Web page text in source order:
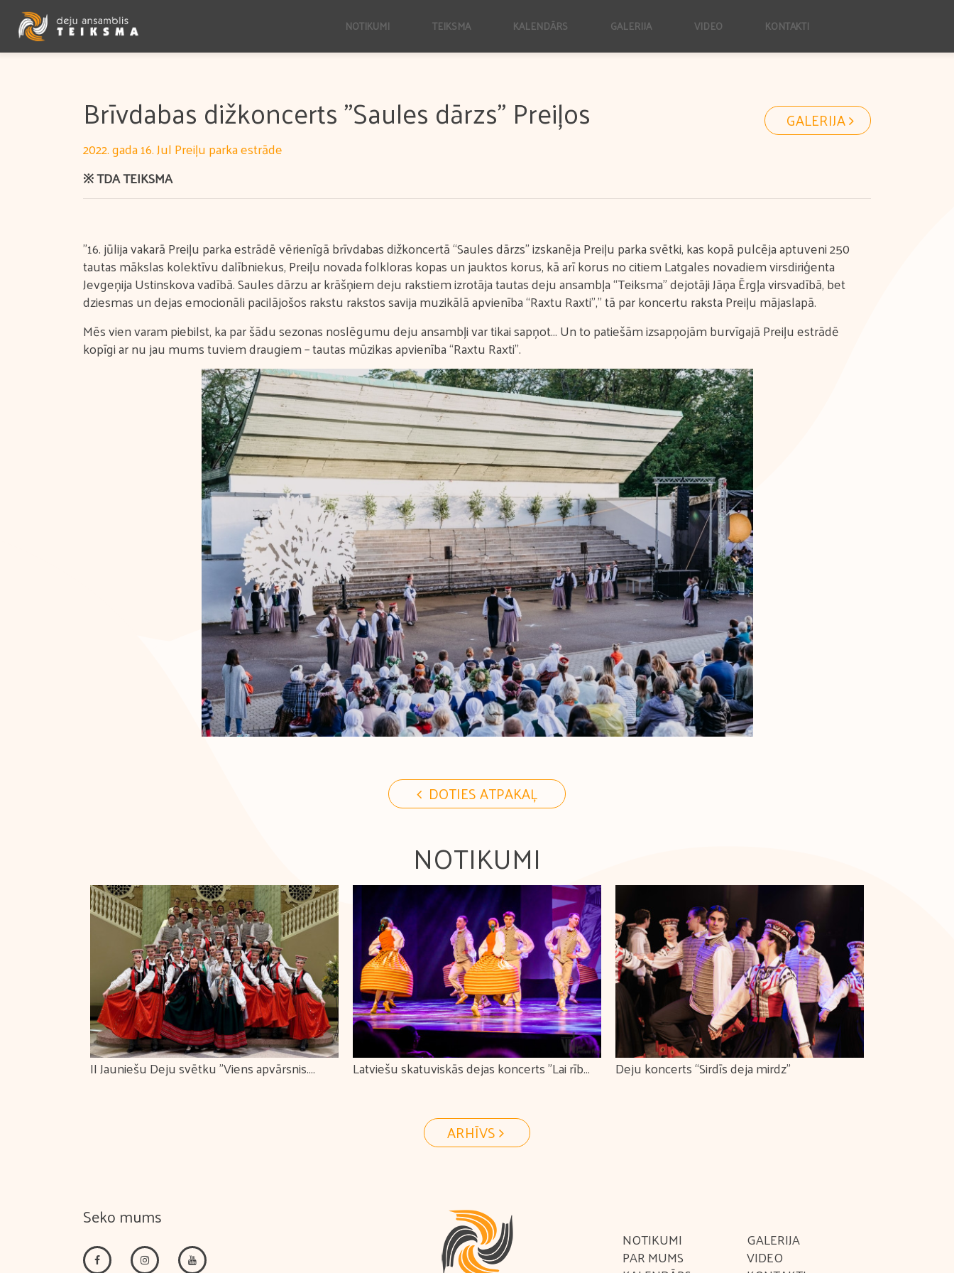
NOTIKUMI TEIKSMA KALENDĀRS GALERIJA VIDEO KONTAKTI
Brīvdabas dižkoncerts "Saules dārzs" Preiļos GALERIJA
2022. gada 16. Jul Preiļu parka estrāde
※ TDA TEIKSMA
"16. jūlija vakarā Preiļu parka estrādē vērienīgā brīvdabas dižkoncertā “Saules dārzs” izskanēja Preiļu parka svētki, kas kopā pulcēja aptuveni 250
tautas mākslas kolektīvu dalībniekus, Preiļu novada folkloras kopas un jauktos korus, kā arī korus no citiem Latgales novadiem virsdiriģenta
Jevgeņija Ustinskova vadībā. Saules dārzu ar krāšņiem deju rakstiem izrotāja tautas deju ansambļa “Teiksma” dejotāji Jāņa Ērgļa virsvadībā, bet
dziesmas un dejas emocionāli pacilājošos rakstu rakstos savija muzikālā apvienība “Raxtu Raxti”," tā par koncertu raksta Preiļu mājaslapā.
Mēs vien varam piebilst, ka par šādu sezonas noslēgumu deju ansambļi var tikai sapņot… Un to patiešām izsapņojām burvīgajā Preiļu estrādē
kopīgi ar nu jau mums tuviem draugiem – tautas mūzikas apvienība “Raxtu Raxti”.
DOTIES ATPAKAĻ
NOTIKUMI
II Jauniešu Deju svētku "Viens apvārsnis.
Latviešu skatuviskās dejas koncerts "Lai rīb
Deju koncerts “Sirdīs deja mirdz”
ARHĪVS
Seko mums
NOTIKUMI
PAR MUMS
GALERIJA
VIDEO